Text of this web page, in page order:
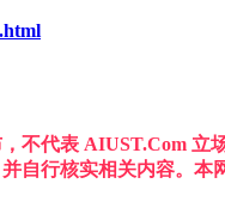
不代表 AIUST.Com
自行核实相关内容。